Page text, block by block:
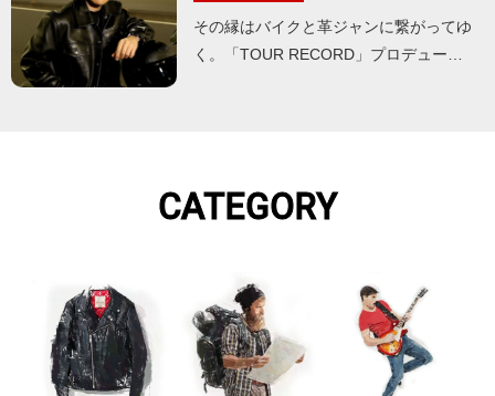
その縁はバイクと革ジャンに繋がってゆ
く。「TOUR RECORD」プロデュー…
CATEGORY